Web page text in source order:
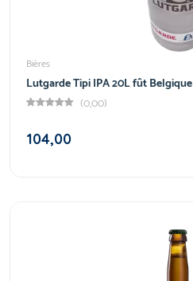
Bières
Lutgarde Tipi IPA 20L fût Belgique
(0,00)
104,00